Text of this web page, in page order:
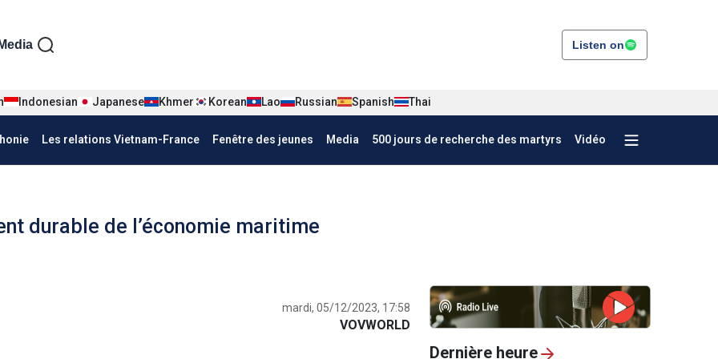
tiếng Pháp
Media Listen on
Indonesian Japanese Khmer Korean Lao Russian Spanish Thai
Les relations Vietnam-France Fenêtre des jeunes Media 500 jours de recherche des martyrs Vidéo
durable de l’économie maritime
mardi, 05/12/2023, 17:58
VOVWORLD
Dernière heure